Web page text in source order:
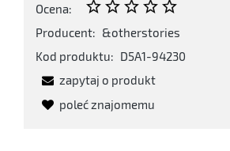
Ocena:
Producent: &otherstories
Kod produktu: D5A1-94230
zapytaj o produkt
poleć znajomemu